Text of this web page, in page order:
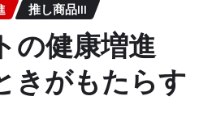
推し商品III
の健康増進
きがもたらす